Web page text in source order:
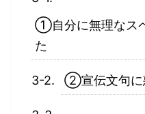
①自分に無理なス
た
②宣伝文句に